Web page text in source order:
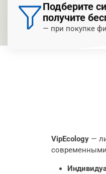
Подберите
получите
— при покупке
VipEcology—